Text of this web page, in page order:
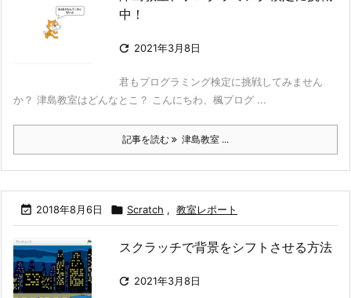
中！
 2021年3月8日
君もプログラミング検定に挑戦してみません
か？ 津島教室はどんなとこ？ こんにちわ、楓プログ ...
記事を読む 津島教室 ...
 2018年8月6日  Scratch , 教室レポート
スクラッチで背景をシフトさせる方法
 2021年3月8日